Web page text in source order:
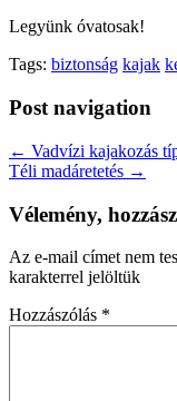
Legyünk óvatosak!
Tags: biztonság kajak
Post navigation
← Vadvízi kajakozás
Téli madáretetés →
Vélemény,
Az e-mail címet nem
karakterrel jelöltük
Hozzászólás *